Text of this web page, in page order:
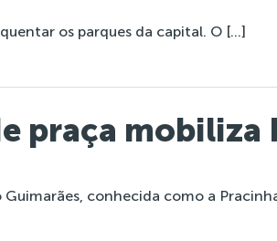
os parques da capital. O […]
praça mobiliza
conhecida como a